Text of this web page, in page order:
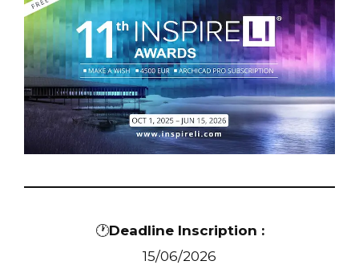
🕐Deadline Inscription :
15/06/2026